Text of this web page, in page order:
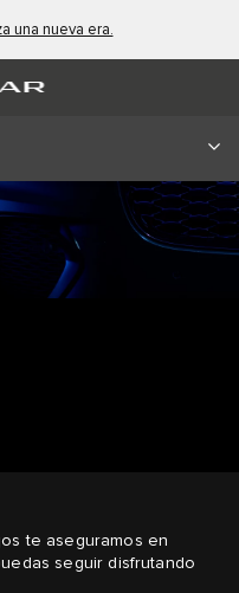
una nueva era.
te aseguramos en
seguir disfrutando